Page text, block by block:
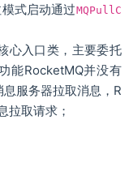
式启动通过MQPullC
心入口类，主要委托
能RocketMQ并没有
服务器拉取消息，R
拉取请求；